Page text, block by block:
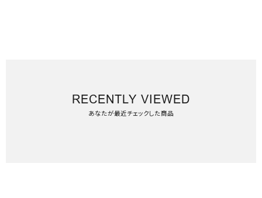
RECENTLY VIEWED
あなたが最近チェックした商品